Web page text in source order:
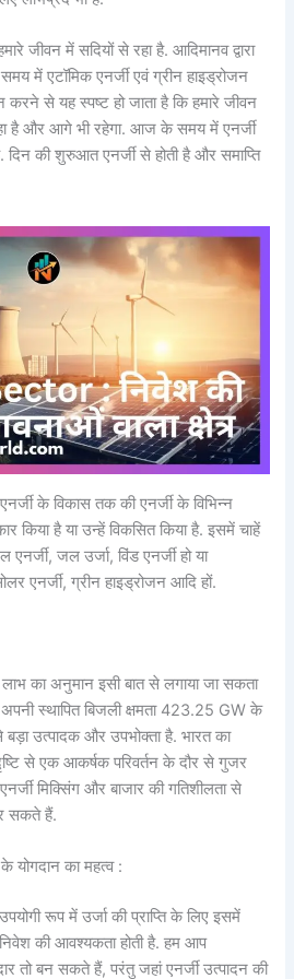
जीवन में सदियों से रहा है. आदिमानव द्वारा
में एटॉमिक एनर्जी एवं ग्रीन हाइड्रोजन
से यह स्पष्ट हो जाता है कि हमारे जीवन
है और आगे भी रहेगा. आज के समय में एनर्जी
की शुरुआत एनर्जी से होती है और समाप्ति
के विकास तक की एनर्जी के विभिन्न
किया है या उन्हें विकसित किया है. इसमें चाहें
एनर्जी, जल उर्जा, विंड एनर्जी हो या
एनर्जी, ग्रीन हाइड्रोजन आदि हों.
का अनुमान इसी बात से लगाया जा सकता
स्थापित बिजली क्षमता 423.25 GW के
बड़ा उत्पादक और उपभोक्ता है. भारत का
से एक आकर्षक परिवर्तन के दौर से गुजर
मिक्सिंग और बाजार की गतिशीलता से
सकते हैं.
का महत्व :
रूप में उर्जा की प्राप्ति के लिए इसमें
की आवश्यकता होती है. हम आप
तो बन सकते हैं, परंतु जहां एनर्जी उत्पादन की